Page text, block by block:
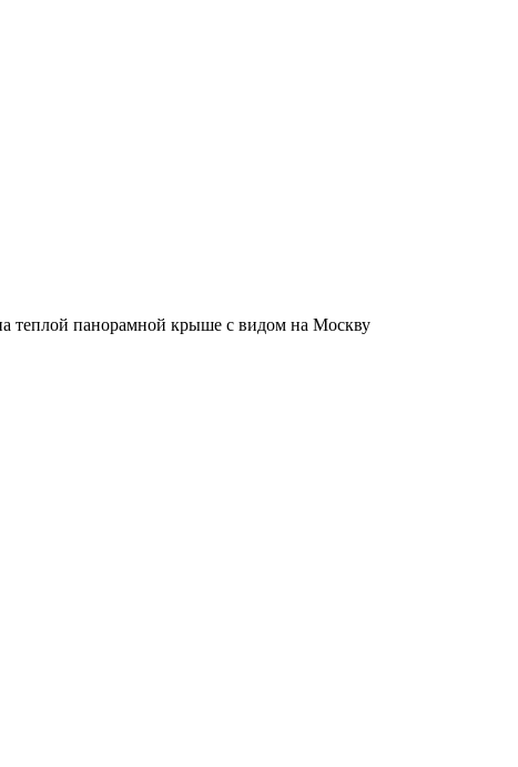
теплой панорамной крыше с видом на Москву